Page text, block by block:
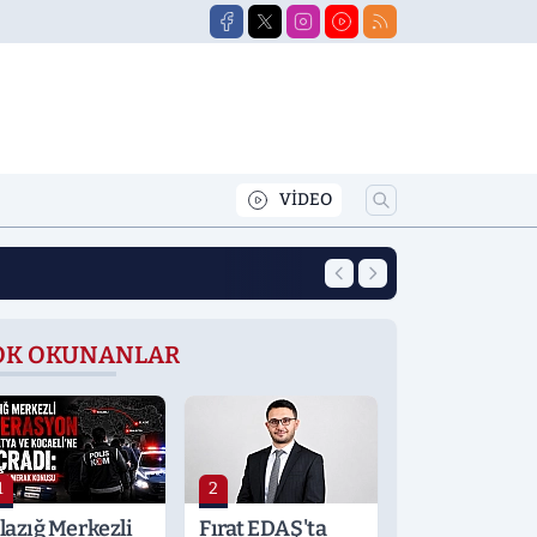
VİDEO
13:46 Elazığ'da
OKUNANLAR
Merkezli
2
Fırat EDAŞ'ta